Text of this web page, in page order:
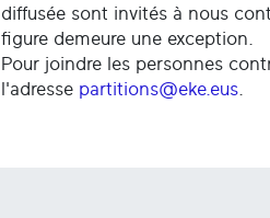
diffusée sont invités à nous
figure demeure une exception.
Pour joindre les personnes
l'adresse partitions@eke.eus